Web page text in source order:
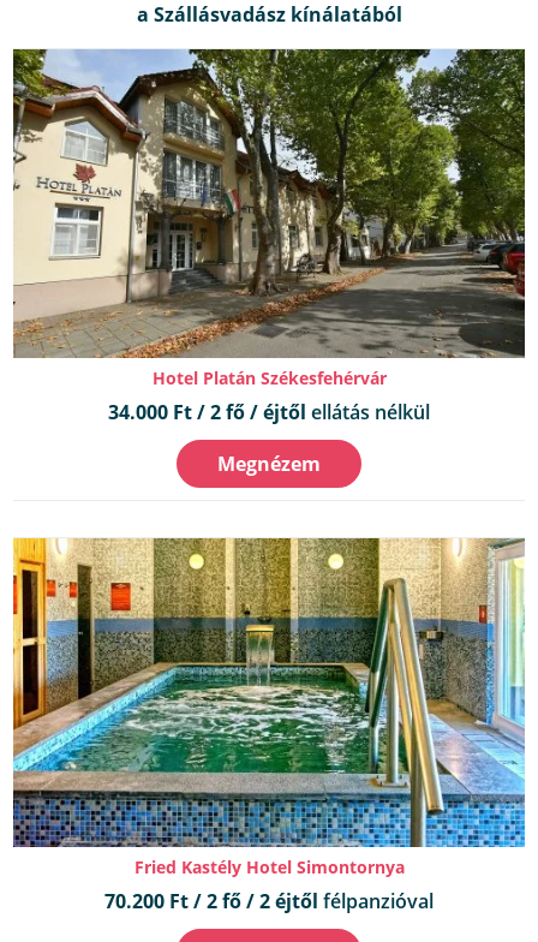
Hotel Platán Székesfehérvár
34.000 Ft / 2 fő / éjtől ellátás nélkül
Megnézem
Fried Kastély Hotel Simontornya
70.200 Ft / 2 fő / 2 éjtől félpanzióval